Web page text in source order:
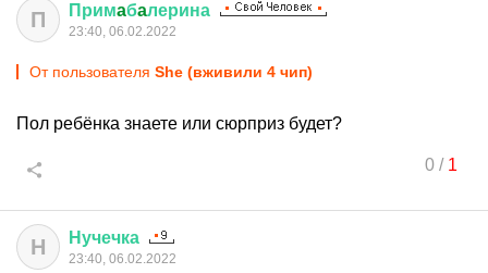
П Примaбaлерина
23:40, 06.02.2022
От пользователя She (вживили 4 чип)
Пол ребёнка знаете или сюрприз будет?
0/ 1
Н Нучечка
23:40, 06.02.2022